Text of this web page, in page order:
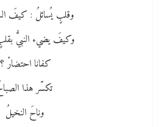
وقلبٍ يُسائلُ : كيفَ
وكيفَ يضيء النبيُّ
كفانا احتضارْ
تكسّر هذا
وناحَ النخيلُ